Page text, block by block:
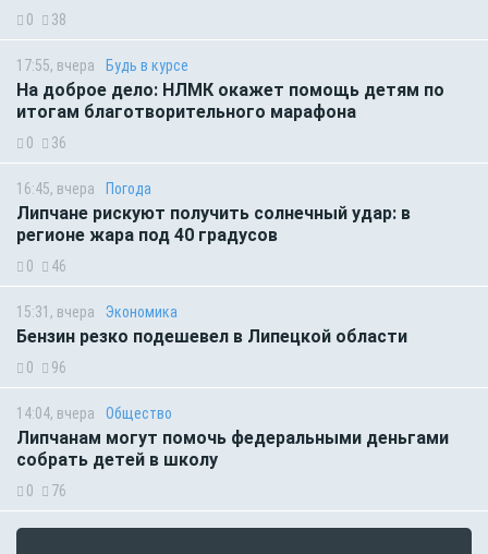
0 38
17:55, вчера Будь в курсе
На доброе дело: НЛМК окажет помощь детям по
итогам благотворительного марафона
0 36
16:45, вчера Погода
Липчане рискуют получить солнечный удар: в
регионе жара под 40 градусов
0 46
15:31, вчера Экономика
Бензин резко подешевел в Липецкой области
0 96
14:04, вчера Общество
Липчанам могут помочь федеральными деньгами
собрать детей в школу
0 76